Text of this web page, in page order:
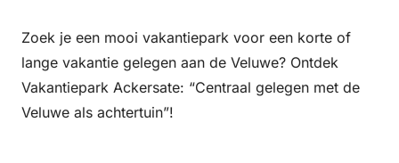
Zoek je een mooi vakantiepark voor een korte of
lange vakantie gelegen aan de Veluwe? Ontdek
Vakantiepark Ackersate: “Centraal gelegen met de
Veluwe als achtertuin”!